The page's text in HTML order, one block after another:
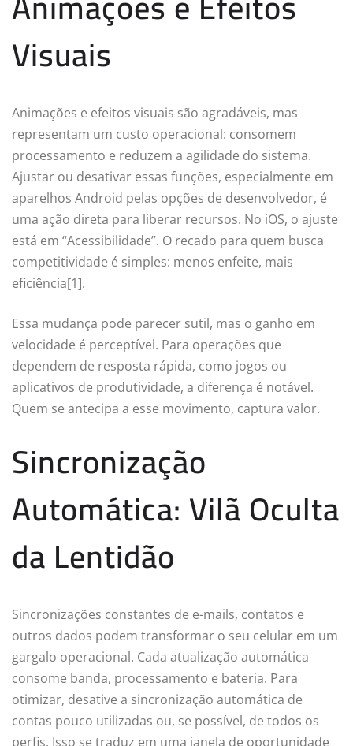
Visuais
Animações e efeitos visuais são agradáveis, mas
representam um custo operacional: consomem
processamento e reduzem a agilidade do sistema.
Ajustar ou desativar essas funções, especialmente em
aparelhos Android pelas opções de desenvolvedor, é
uma ação direta para liberar recursos. No iOS, o ajuste
está em “Acessibilidade”. O recado para quem busca
competitividade é simples: menos enfeite, mais
eficiência[1].
Essa mudança pode parecer sutil, mas o ganho em
velocidade é perceptível. Para operações que
dependem de resposta rápida, como jogos ou
aplicativos de produtividade, a diferença é notável.
Quem se antecipa a esse movimento, captura valor.
Sincronização
Automática: Vilã Oculta
da Lentidão
Sincronizações constantes de e-mails, contatos e
outros dados podem transformar o seu celular em um
gargalo operacional. Cada atualização automática
consome banda, processamento e bateria. Para
otimizar, desative a sincronização automática de
contas pouco utilizadas ou, se possível, de todos os
perfis. Isso se traduz em uma janela de oportunidade